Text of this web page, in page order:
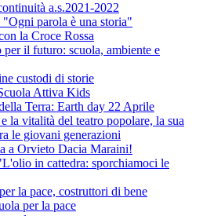
a.s.2021-2022
"Ogni parola è una storia"
la Croce Rossa
per il futuro: scuola, ambiente e
custodi di storie
Attiva Kids
Terra: Earth day 22 Aprile
la vitalità del teatro popolare, la sua
le giovani generazioni
a Orvieto Dacia Maraini!
in cattedra: sporchiamoci le
la pace, costruttori di bene
per la pace